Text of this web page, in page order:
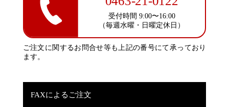
受付時間 9:00〜16:00
（毎週水曜・日曜定休日）
ご注文に関するお問合せ等も上記の番号にて承っており
ます。
FAXによるご注文